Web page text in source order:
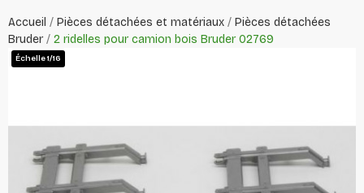
Accueil Pièces détachées et matériaux
Pièces détachées
Bruder
2 ridelles pour camion bois Bruder 02769
Échelle 1/16